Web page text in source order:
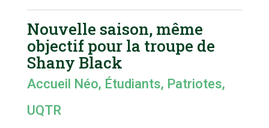
Nouvelle saison, même
objectif pour la troupe de
Shany Black
Accueil Néo, Étudiants, Patriotes,
UQTR